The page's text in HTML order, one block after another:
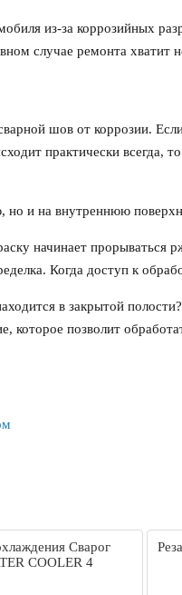
из-за коррозийных
случае ремонта хватит
шов от коррозии.
практически
но и на внутреннюю
начинает
Когда доступ к
в закрытой
которое позволит
Сварог
COOLER 4